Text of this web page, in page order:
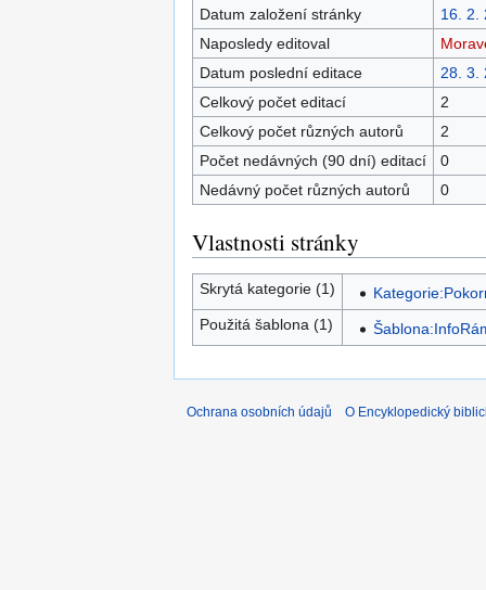
Datum založení stránky
16. 2.
Naposledy editoval
Datum poslední editace
28. 3.
Celkový počet editací
2
Celkový počet různých autorů
2
Počet nedávných (90 dní) editací
0
Nedávný počet různých autorů
0
Vlastnosti stránky
Skrytá kategorie (1)
Použitá šablona (1)
Ochrana osobních údajů O Encyklopedický